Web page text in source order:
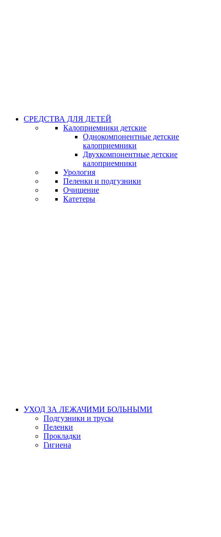
СРЕДСТВА ДЛЯ ДЕТЕЙ
Калоприемники детские
Однокомпонентные детские
калоприемники
Двухкомпонентные детские
калоприемники
Урология
Пеленки и подгузники
Очищение
Катетеры
УХОД ЗА ЛЕЖАЧИМИ БОЛЬНЫМИ
Подгузники и трусы
Пеленки
Прокладки
Гигиена